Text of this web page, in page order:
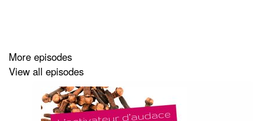
More episodes
View all episodes